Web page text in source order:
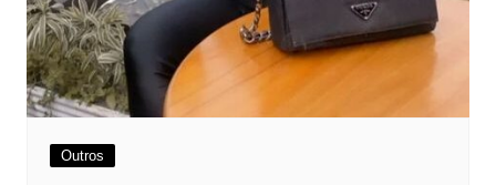
Outros